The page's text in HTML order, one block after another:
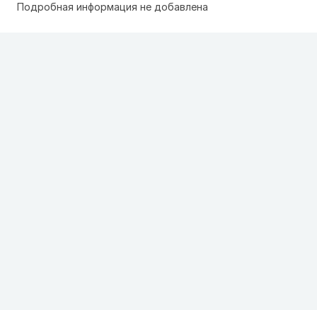
Подробная информация не добавлена